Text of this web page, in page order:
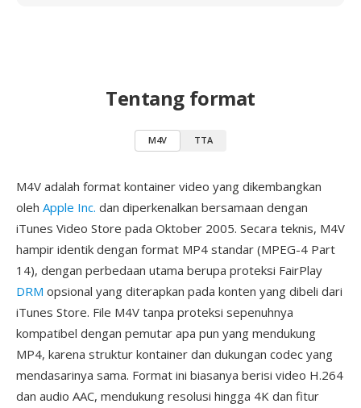
Tentang format
M4V TTA
M4V adalah format kontainer video yang dikembangkan
oleh Apple Inc. dan diperkenalkan bersamaan dengan
iTunes Video Store pada Oktober 2005. Secara teknis, M4V
hampir identik dengan format MP4 standar (MPEG-4 Part
14), dengan perbedaan utama berupa proteksi FairPlay
DRM opsional yang diterapkan pada konten yang dibeli dari
iTunes Store. File M4V tanpa proteksi sepenuhnya
kompatibel dengan pemutar apa pun yang mendukung
MP4, karena struktur kontainer dan dukungan codec yang
mendasarinya sama. Format ini biasanya berisi video H.264
dan audio AAC, mendukung resolusi hingga 4K dan fitur